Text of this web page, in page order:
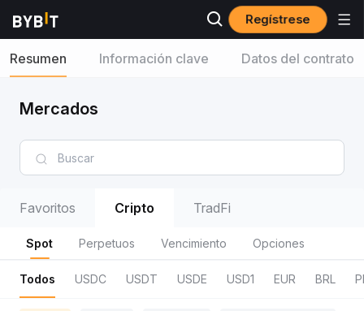
Regístrese
Resumen Información clave Datos del contrato
Mercados
Favoritos Cripto TradFi
Spot Perpetuos Vencimiento Opciones
Todos USDC USDT USDE USD1 EUR BRL